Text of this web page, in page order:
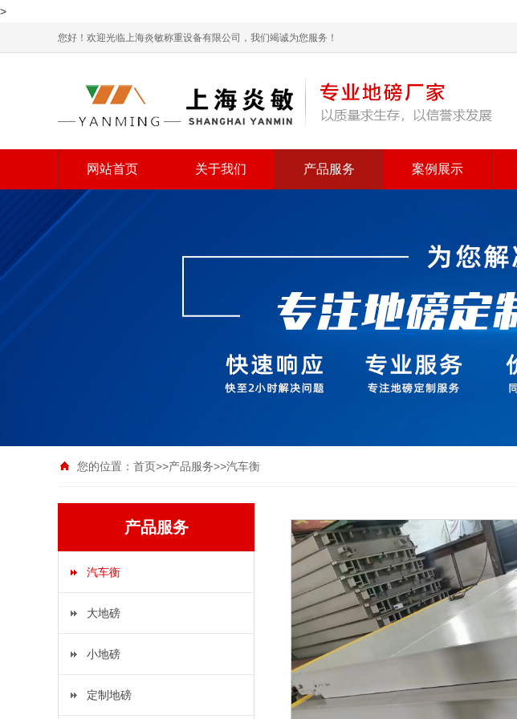
>
您好！欢迎光临上海炎敏称重设备有限公司，我们竭诚为您服务！
网站首页 关于我们 产品服务 案例展示
您的位置： 首页>>产品服务>>汽车衡
产品服务
汽车衡
大地磅
小地磅
定制地磅